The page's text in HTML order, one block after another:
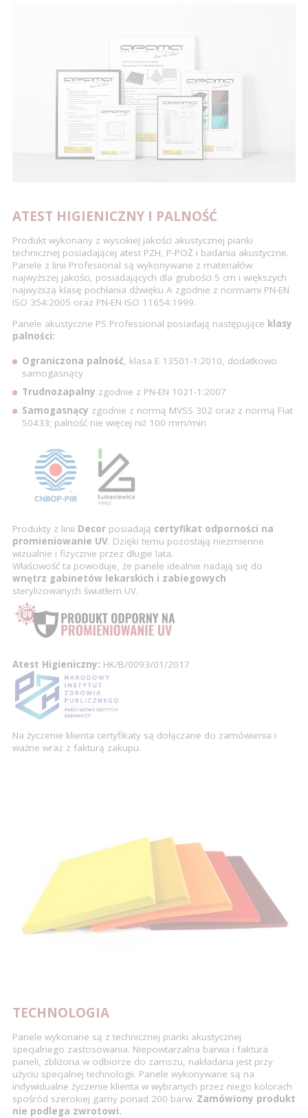
ATEST HIGIENICZNY I PALNOŚĆ
Produkt wykonany z wysokiej jakości akustycznej pianki
technicznej posiadającej atest PZH, P-POŻ i badania akustyczne.
Panele z linii Profesiional są wykonywane z materiałów
najwyższej jakości, posiadających dla grubości 5 cm i większych
najwyższą klasę pochłania dźwięku A zgodnie z normami PN-EN
ISO 354:2005 oraz PN-EN ISO 11654:1999.
Panele akustyczne PS Professional posiadają następujące klasy
palności:
Ograniczona palność, klasa E 13501-1:2010, dodatkowo
samogasnący
Trudnozapalny zgodnie z PN-EN 1021-1:2007
Samogasnący zgodnie z normą MVSS 302 oraz z normą Fiat
50433; palność nie więcej niż 100 mm/min
Produkty z linii Decor posiadają certyfikat odporności na
promieniowanie UV. Dzięki temu pozostają niezmienne
wizualnie i fizycznie przez długie lata.
Właściwość ta powoduje, że panele idealnie nadają się do
wnętrz gabinetów lekarskich i zabiegowych
sterylizowanych światłem UV.
Atest Higieniczny: HK/B/0093/01/2017
Na życzenie klienta certyfikaty są dołączane do zamówienia i
ważne wraz z fakturą zakupu.
TECHNOLOGIA
Panele wykonane są z technicznej pianki akustycznej
specjalnego zastosowania. Niepowtarzalna barwa i faktura
paneli, zbliżona w odbiorze do zamszu, nakładana jest przy
użyciu specjalnej technologii. Panele wykonywane są na
indywidualne życzenie klienta w wybranych przez niego kolorach
spośród szerokiej gamy ponad 200 barw. Zamówiony produkt
nie podlega zwrotowi.